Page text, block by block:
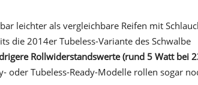
leichter als vergleichbare Reifen mit
die 2014er Tubeless-Variante des Schwalbe
Rollwiderstandswerte (rund 5 Watt bei
oder Tubeless-Ready-Modelle rollen sogar